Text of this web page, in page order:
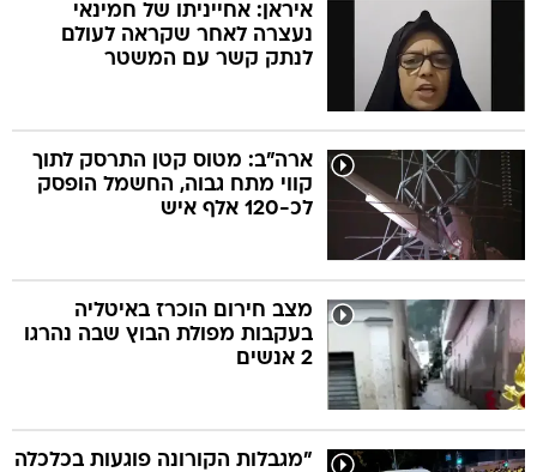
איראן: אחייניתו של חמינאי
נעצרה לאחר שקראה לעולם
לנתק קשר עם המשטר
ארה"ב: מטוס קטן התרסק לתוך
קווי מתח גבוה, החשמל הופסק
לכ-120 אלף איש
מצב חירום הוכרז באיטליה
בעקבות מפולת הבוץ שבה נהרגו
2 אנשים
"מגבלות הקורונה פוגעות בכלכלה